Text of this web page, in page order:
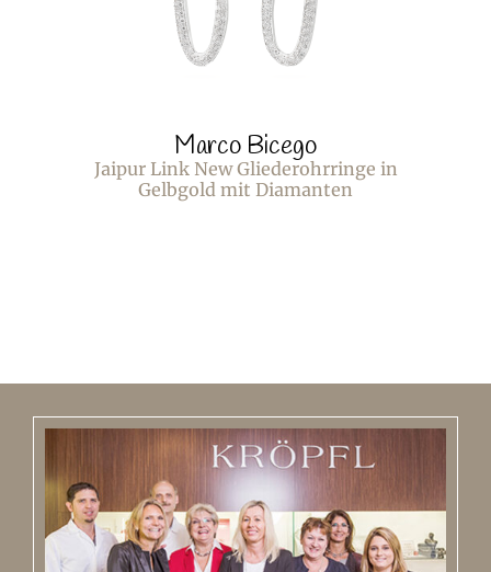
Marco Bicego
Jaipur Link New Gliederohrringe in
Gelbgold mit Diamanten